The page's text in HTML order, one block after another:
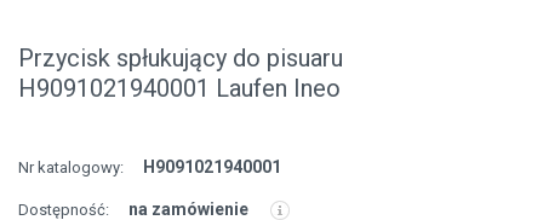
Przycisk spłukujący do pisuaru
H9091021940001 Laufen Ineo
Nr katalogowy: H9091021940001
Dostępność: na zamówienie